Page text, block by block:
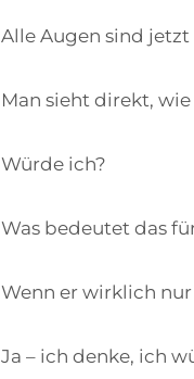
Alle Augen sind
Man sieht direkt,
Würde ich?
Was bedeutet das
Wenn er wirklich
Ja – ich denke, ich